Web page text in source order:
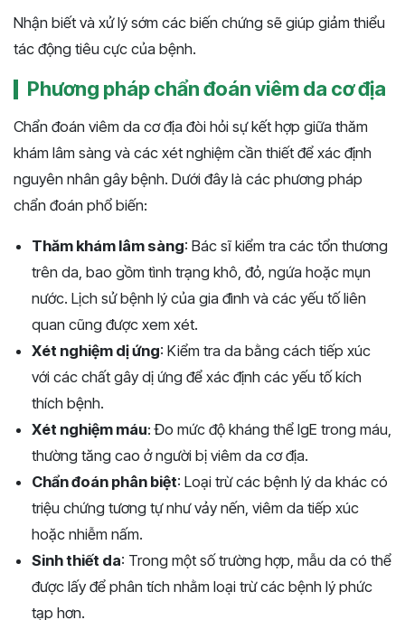
Nhận biết và xử lý sớm các biến chứng sẽ giúp giảm thiểu
tác động tiêu cực của bệnh​​​.
Phương pháp chẩn đoán viêm da cơ địa
Chẩn đoán viêm da cơ địa đòi hỏi sự kết hợp giữa thăm
khám lâm sàng và các xét nghiệm cần thiết để xác định
nguyên nhân gây bệnh. Dưới đây là các phương pháp
chẩn đoán phổ biến:
Thăm khám lâm sàng: Bác sĩ kiểm tra các tổn thương
trên da, bao gồm tình trạng khô, đỏ, ngứa hoặc mụn
nước. Lịch sử bệnh lý của gia đình và các yếu tố liên
quan cũng được xem xét.
Xét nghiệm dị ứng: Kiểm tra da bằng cách tiếp xúc
với các chất gây dị ứng để xác định các yếu tố kích
thích bệnh.
Xét nghiệm máu: Đo mức độ kháng thể IgE trong máu,
thường tăng cao ở người bị viêm da cơ địa.
Chẩn đoán phân biệt: Loại trừ các bệnh lý da khác có
triệu chứng tương tự như vảy nến, viêm da tiếp xúc
hoặc nhiễm nấm.
Sinh thiết da: Trong một số trường hợp, mẫu da có thể
được lấy để phân tích nhằm loại trừ các bệnh lý phức
tạp hơn.